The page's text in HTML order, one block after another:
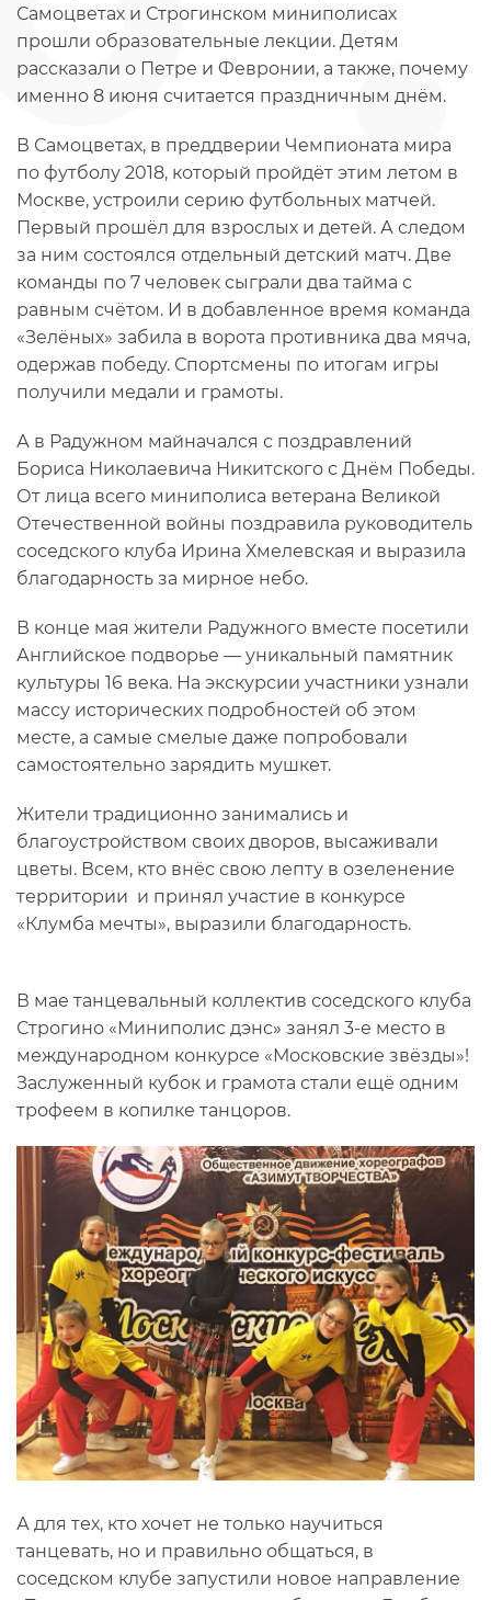
Самоцветах и Строгинском миниполисах
прошли образовательные лекции. Детям
рассказали о Петре и Февронии, а также, почему
именно 8 июня считается праздничным днём.
В Самоцветах, в преддверии Чемпионата мира
по футболу 2018, который пройдёт этим летом в
Москве, устроили серию футбольных матчей.
Первый прошёл для взрослых и детей. А следом
за ним состоялся отдельный детский матч. Две
команды по 7 человек сыграли два тайма с
равным счётом. И в добавленное время команда
«Зелёных» забила в ворота противника два мяча,
одержав победу. Спортсмены по итогам игры
получили медали и грамоты.
А в Радужном майначался с поздравлений
Бориса Николаевича Никитского с Днём Победы.
От лица всего миниполиса ветерана Великой
Отечественной войны поздравила руководитель
соседского клуба Ирина Хмелевская и выразила
благодарность за мирное небо.
В конце мая жители Радужного вместе посетили
Английское подворье — уникальный памятник
культуры 16 века. На экскурсии участники узнали
массу исторических подробностей об этом
месте, а самые смелые даже попробовали
самостоятельно зарядить мушкет.
Жители традиционно занимались и
благоустройством своих дворов, высаживали
цветы. Всем, кто внёс свою лепту в озеленение
территории и принял участие в конкурсе
«Клумба мечты», выразили благодарность.
В мае танцевальный коллектив соседского клуба
Строгино «Миниполис дэнс» занял 3-е место в
международном конкурсе «Московские звёзды»!
Заслуженный кубок и грамота стали ещё одним
трофеем в копилке танцоров.
А для тех, кто хочет не только научиться
танцевать, но и правильно общаться, в
соседском клубе запустили новое направление